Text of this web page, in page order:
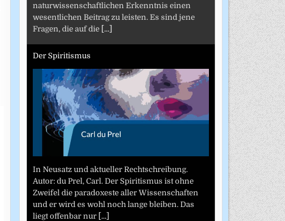
naturwissenschaftlichen Erkenntnis einen
wesentlichen Beitrag zu leisten. Es sind jene
Fragen, die auf die [...]
Der Spiritismus
In Neusatz und aktueller Rechtschreibung.
Autor: du Prel, Carl. Der Spiritismus ist ohne
Zweifel die paradoxeste aller Wissenschaften
und er wird es wohl noch lange bleiben. Das
liegt offenbar nur [...]